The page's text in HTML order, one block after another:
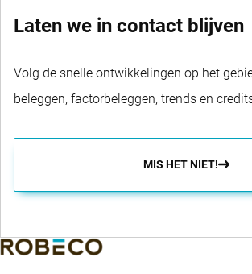
Laten we in contact blijven
Volg de snelle ontwikkelingen op het
beleggen, factorbeleggen, trends en
MIS HET NIET!